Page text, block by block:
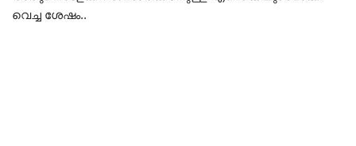
വെച്ച ശേഷം..